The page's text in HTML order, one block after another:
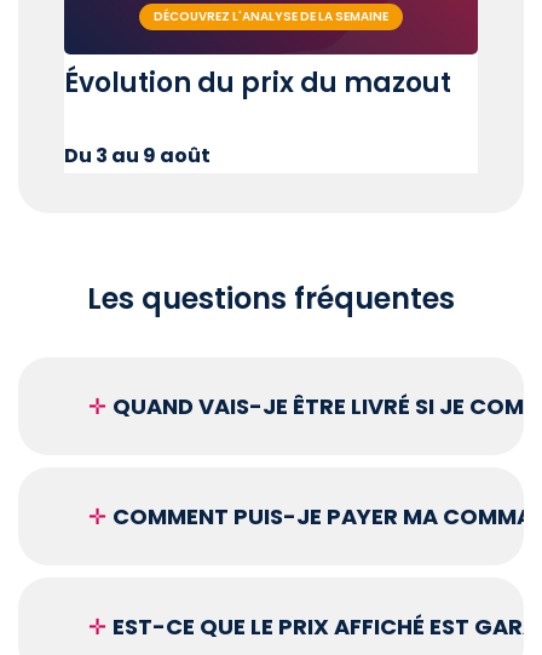
DÉCOUVREZ L'ANALYSE DE LA SEMAINE
Évolution du prix du mazout
Du 3 au 9 août
Les questions fréquentes
✛ QUAND VAIS-JE ÊTRE LIVRÉ SI JE
✛ COMMENT PUIS-JE PAYER MA
✛ EST-CE QUE LE PRIX AFFICHÉ EST